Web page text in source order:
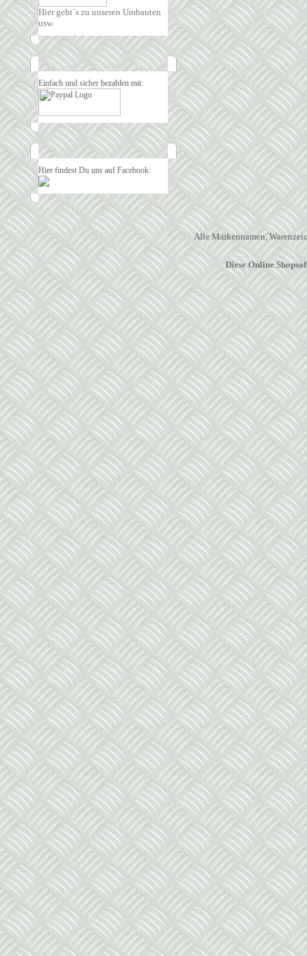
Hier geht´s zu unseren Umbauten
usw.
Einfach und sicher bezahlen mit:
Hier findest Du uns auf Facebook:
Alle Markennamen,
Diese Online